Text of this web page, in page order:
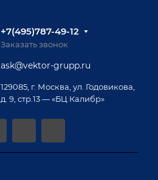
+7(495)787-49-12
Заказать звонок
ask@vektor-grupp.ru
129085, г. Москва, ул. Годовикова,
д. 9, стр.13 — «БЦ Калибр»